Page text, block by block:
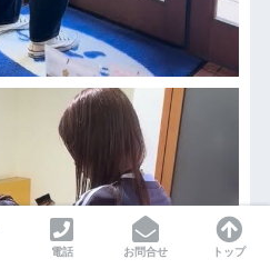
電話
お問合せ トップ